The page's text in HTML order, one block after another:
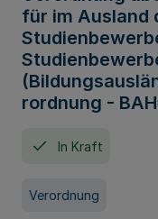
für im Ausland
rordnung -
In Kraft
Verordnung